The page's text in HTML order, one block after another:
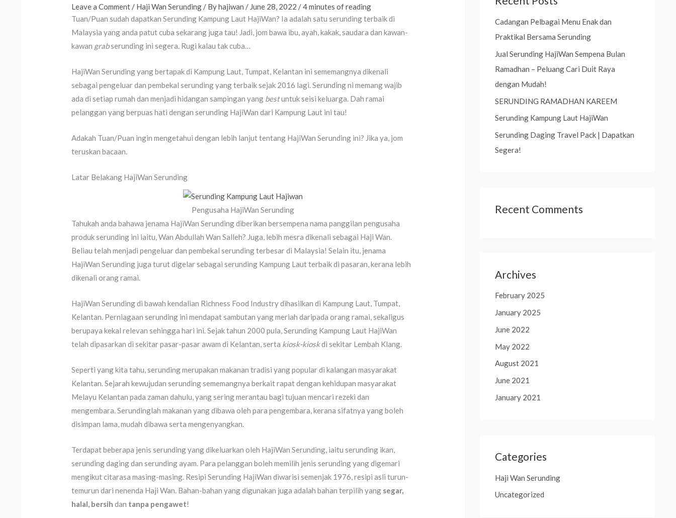
Leave a Comment / Haji Wan Serunding / Byhajiwan / June 28, 2022 /4 minutes of reading
Tuan/Puan sudah dapatkan Serunding Kampung Laut HajiWan? Ia adalah satu serunding terbaik di
Malaysia yang anda patut cuba sekarang juga tau! Jadi, jom bawa ibu, ayah, kakak, saudara dan kawan-
kawan grabserunding ini segera. Rugi kalau tak cuba…
HajiWan Serunding yang bertapak di Kampung Laut, Tumpat, Kelantan ini sememangnya dikenali
sebagai pengeluar dan pembekal serunding yang terbaik sejak 2016 lagi. Serunding ni memang wajib
ada di setiap rumah dan menjadi hidangan sampingan yang bestuntuk seisi keluarga. Dah ramai
pelanggan yang berpuas hati dengan serunding HajiWan dari Kampung Laut ini tau!
Adakah Tuan/Puan ingin mengetahui dengan lebih lanjut tentang HajiWan Serunding ini? Jika ya, jom
teruskan bacaan.
Latar Belakang HajiWan Serunding
Pengusaha HajiWan Serunding
Tahukah anda bahawa jenama HajiWan Serunding diberikan bersempena nama panggilan pengusaha
produk serunding ini iaitu, Wan Abdullah Wan Salleh? Juga, lebih mesra dikenali sebagai Haji Wan.
Beliau telah menjadi pengeluar dan pembekal serunding terbesar di Malaysia! Selain itu, jenama
HajiWan Serunding juga turut digelar sebagai serunding Kampung Laut terbaik di pasaran, kerana lebih
dikenali orang ramai.
HajiWan Serunding di bawah kendalian Richness Food Industry dihasilkan di Kampung Laut, Tumpat,
Kelantan. Perniagaan serunding ini mendapat sambutan yang meriah daripada orang ramai, sekaligus
berupaya kekal relevan sehingga hari ini. Sejak tahun 2000 pula, Serunding Kampung Laut HajiWan
telah dipasarkan di sekitar pasar-pasar awam di Kelantan, serta kiosk-kioskdi sekitar Lembah Klang.
Seperti yang kita tahu, serunding merupakan makanan tradisi yang popular di kalangan masyarakat
Kelantan. Sejarah kewujudan serunding sememangnya berkait rapat dengan kehidupan masyarakat
Melayu Kelantan pada zaman dahulu, yang sering merantau bagi tujuan mencari rezeki dan
mengembara. Serundinglah makanan yang dibawa oleh para pengembara, kerana sifatnya yang boleh
disimpan lama, mudah dibawa serta mengenyangkan.
Terdapat beberapa jenis serunding yang dikeluarkan oleh HajiWan Serunding, iaitu serunding ikan,
serunding daging dan serunding ayam. Para pelanggan boleh memilih jenis serunding yang digemari
mengikut citarasa masing-masing. Resipi Serunding HajiWan diwarisi semenjak 1976, resipi asli turun-
temurun dari nenenda Haji Wan. Bahan-bahan yang digunakan juga adalah bahan terpilih yang segar,
halal, bersih dan tanpa pengawet!
Cadangan Pelbagai Menu Enak dan
Praktikal Bersama Serunding
Jual Serunding HajiWan Sempena Bulan
Ramadhan – Peluang Cari Duit Raya
dengan Mudah!
SERUNDING RAMADHAN KAREEM
Serunding Kampung Laut HajiWan
Serunding Daging Travel Pack | Dapatkan
Segera!
Recent Comments
Archives
February 2025
January 2025
June 2022
May 2022
August 2021
June 2021
January 2021
Categories
Haji Wan Serunding
Uncategorized
o
r
: